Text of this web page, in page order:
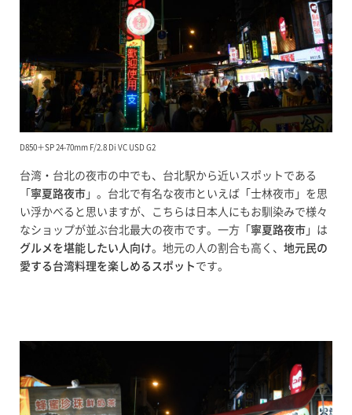
D850＋SP 24-70mm F/2.8 Di VC USD G2
台湾・台北の夜市の中でも、台北駅から近いスポットである
「 寧夏路夜市 」。台北で有名な夜市といえば「士林夜市」を思
い浮かべると思いますが、こちらは日本人にもお馴染みで様々
なショップが並ぶ台北最大の夜市です。一方「 寧夏路夜市 」は
グルメを堪能したい人向け。地元の人の割合も高く、 地元民の
愛する台湾料理を楽しめるスポット です。